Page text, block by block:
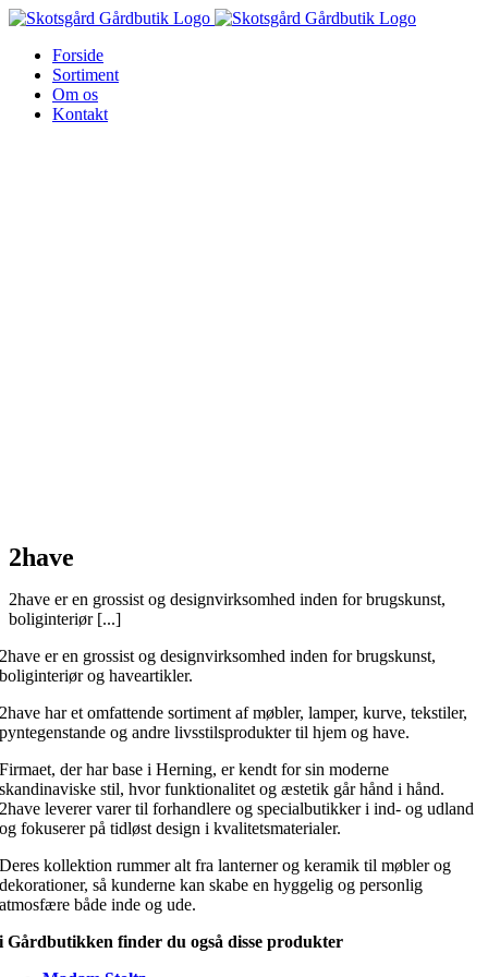
Skip
contentForside
Sortiment
Om os
Kontakt
2have
2have er en grossist og designvirksomhed inden for brugskunst,
boliginteriør [...]
2have er en grossist og designvirksomhed inden for brugskunst,
boliginteriør og haveartikler.
2have har et omfattende sortiment af møbler, lamper, kurve, tekstiler,
pyntegenstande og andre livsstilsprodukter til hjem og have.
Firmaet, der har base i Herning, er kendt for sin moderne
skandinaviske stil, hvor funktionalitet og æstetik går hånd i hånd.
2have leverer varer til forhandlere og specialbutikker i ind- og udland
og fokuserer på tidløst design i kvalitetsmaterialer.
Deres kollektion rummer alt fra lanterner og keramik til møbler og
dekorationer, så kunderne kan skabe en hyggelig og personlig
atmosfære både inde og ude.
i Gårdbutikken finder du også disse produkter